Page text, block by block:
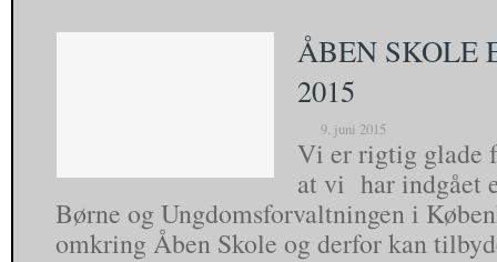
ÅBEN SKOLE
2015
9. juni 2015
Vi er rigtig glade
at vi har indgået
Børne og Ungdomsforvaltningen i
omkring Åben Skole og derfor kan